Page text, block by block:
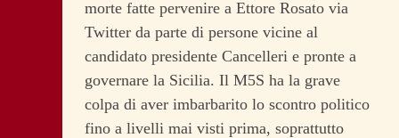
morte fatte pervenire a Ettore Rosato via
Twitter da parte di persone vicine al
candidato presidente Cancelleri e pronte a
governare la Sicilia. Il M5S ha la grave
colpa di aver imbarbarito lo scontro politico
fino a livelli mai visti prima, soprattutto